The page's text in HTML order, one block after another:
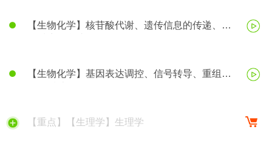
【生物化学】核苷酸代谢、遗传信息的传递、蛋
【生物化学】基因表达调控、信号转导、重组
【重点】【生理学】生理学